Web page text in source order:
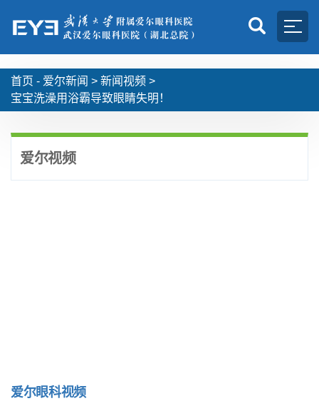
首页 - 爱尔新闻 > 新闻视频 >
宝宝洗澡用浴霸导致眼睛失明！
爱尔视频
爱尔眼科视频